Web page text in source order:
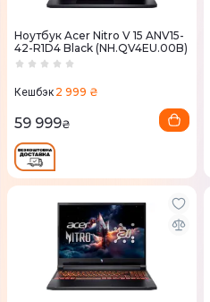
Ноутбук Acer Nitro V 15 ANV15-
42-R1D4 Black (NH.QV4EU.00B)
Кешбэк 2 999 ₴
59 999₴